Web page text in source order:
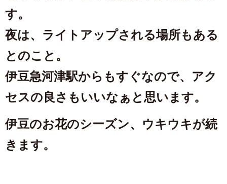
す。
夜は、ライトアップされる場所もある
とのこと。
伊豆急河津駅からもすぐなので、アク
セスの良さもいいなぁと思います。
伊豆のお花のシーズン、ウキウキが続
きます。